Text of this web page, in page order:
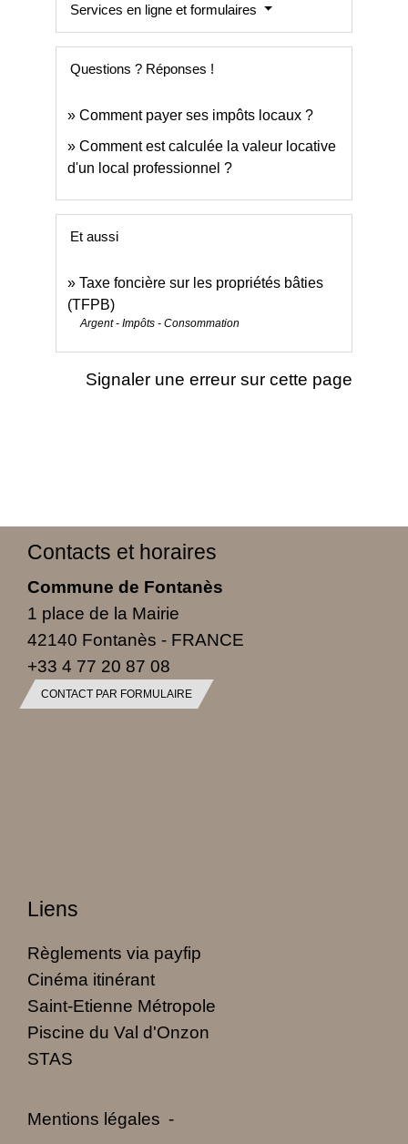
Services en ligne et formulaires
Questions ? Réponses !
Comment payer ses impôts locaux ?
Comment est calculée la valeur locative
d'un local professionnel ?
Et aussi
Taxe foncière sur les propriétés bâties
(TFPB)
Argent - Impôts - Consommation
Signaler une erreur sur cette page
Contacts et horaires
Commune de Fontanès
1 place de la Mairie
42140 Fontanès - FRANCE
+33 4 77 20 87 08
CONTACT PAR FORMULAIRE
Liens
Règlements via payfip
Cinéma itinérant
Saint-Etienne Métropole
Piscine du Val d'Onzon
STAS
Mentions légales -